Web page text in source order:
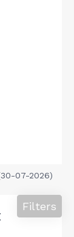
07-2026)
Filters